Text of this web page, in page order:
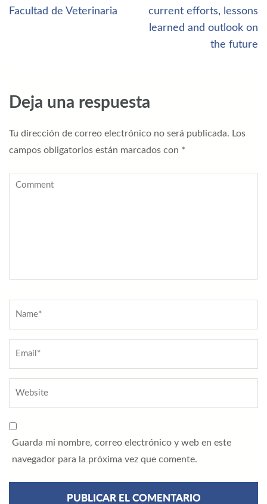
de
Facultad de Veterinaria
current efforts, lessons
learned and outlook on
the future
Deja una respuesta
Tu dirección de correo electrónico no será publicada. Los
campos obligatorios están marcados con *
Comment
Guarda mi nombre, correo electrónico y web en este
navegador para la próxima vez que comente.